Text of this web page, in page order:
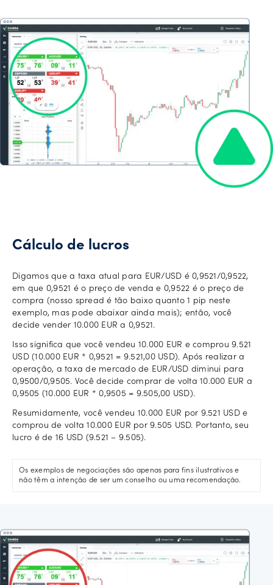
Cálculo de lucros
Digamos que a taxa atual para EUR/USD é 0,9521/0,9522,
em que 0,9521 é o preço de venda e 0,9522 é o preço de
compra (nosso spread é tão baixo quanto 1 pip neste
exemplo, mas pode abaixar ainda mais); então, você
decide vender 10.000 EUR a 0,9521.
Isso significa que você vendeu 10.000 EUR e comprou 9.521
USD (10.000 EUR * 0,9521 = 9.521,00 USD). Após realizar a
operação, a taxa de mercado de EUR/USD diminui para
0,9500/0,9505. Você decide comprar de volta 10.000 EUR a
0,9505 (10.000 EUR * 0,9505 = 9.505,00 USD).
Resumidamente, você vendeu 10.000 EUR por 9.521 USD e
comprou de volta 10.000 EUR por 9.505 USD. Portanto, seu
lucro é de 16 USD (9.521 – 9.505).
Os exemplos de negociações são apenas para fins ilustrativos e
não têm a intenção de ser um conselho ou uma recomendação.